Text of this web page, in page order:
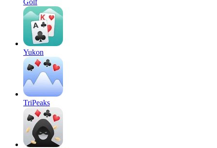
Yukon
TriPeaks